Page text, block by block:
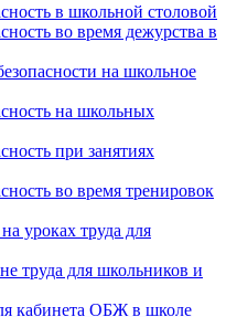
в школьной столовой
во время дежурства в
на школьное
на школьных
при занятиях
во время тренировок
уроках труда для
труда для школьников и
кабинета ОБЖ в школе